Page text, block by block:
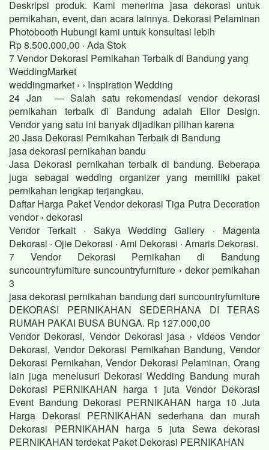
Deskripsi produk. Kami menerima jasa dekorasi untuk
pernikahan, event, dan acara lainnya. Dekorasi Pelaminan
Photobooth Hubungi kami untuk konsultasi lebih
Rp 8.500.000,00 · ‎Ada Stok
7 Vendor Dekorasi Pernikahan Terbaik di Bandung yang
WeddingMarket
weddingmarket › › Inspiration Wedding
24 Jan — Salah satu rekomendasi vendor dekorasi
pernikahan terbaik di Bandung adalah Elior Design.
Vendor yang satu ini banyak dijadikan pilihan karena
20 Jasa Dekorasi Pernikahan Terbaik di Bandung
jasa dekorasi pernikahan bandu
Jasa Dekorasi pernikahan terbaik di bandung. Beberapa
juga sebagai wedding organizer yang memiliki paket
pernikahan lengkap terjangkau.
Daftar Harga Paket Vendor dekorasi Tiga Putra Decoration
vendor › dekorasi
Vendor Terkait · Sakya Wedding Gallery · Magenta
Dekorasi · Ojie Dekorasi · Ami Dekorasi · Amaris Dekorasi.
7 Vendor Dekorasi Pernikahan di Bandung
suncountryfurniture suncountryfurniture › dekor pernikahan
3
jasa dekorasi pernikahan bandung dari suncountryfurniture
DEKORASI PERNIKAHAN SEDERHANA DI TERAS
RUMAH PAKAI BUSA BUNGA. Rp 127.000,00
Vendor Dekorasi, Vendor Dekorasi jasa › videos Vendor
Dekorasi, Vendor Dekorasi Pernikahan Bandung, Vendor
Dekorasi Pernikahan, Vendor Dekorasi Pelaminan, Orang
lain juga menelusuri Dekorasi Wedding Bandung murah
Dekorasi PERNIKAHAN harga 1 juta Vendor Dekorasi
Event Bandung Dekorasi PERNIKAHAN harga 10 Juta
Harga Dekorasi PERNIKAHAN sederhana dan murah
Dekorasi PERNIKAHAN harga 5 juta Sewa dekorasi
PERNIKAHAN terdekat Paket Dekorasi PERNIKAHAN